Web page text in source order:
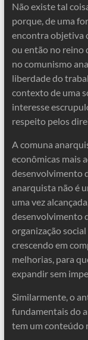
Não existe tal
porque, de uma
encontra objetiva
ou então no reino
no comunismo
liberdade do
contexto de uma
interesse
respeito pelos
A comuna
econômicas mais
desenvolvimento
anarquista não é
uma vez
desenvolvimento
organização
crescendo em
melhorias, para
expandir sem
Similarmente, o
fundamentais do
tem um conteúdo